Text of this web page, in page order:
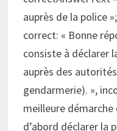
auprès de la police
correct: « Bonne
consiste à déclarer
auprès des
gendarmerie). »,
meilleure
d’abord déclarer la